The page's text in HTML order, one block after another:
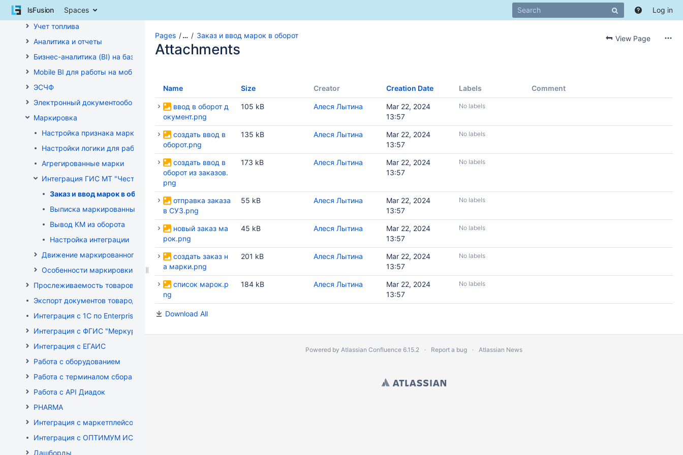
Skip
breadcrumbs
lsFusion Spaces Log in
Управление взаиморасчетами
Учет топлива
Аналитика и отчеты
Бизнес-аналитика (BI) на базе OLAP DRUID
Mobile BI для работы на мобильных устройствах
ЭСЧФ
Электронный документооборот (РБ)
Маркировка
Настройка признака маркировки для товаров
Настройки логики для работы с маркированным товаром
Агрегированные марки
Интеграция ГИС МТ "Честный знак" (РФ)
Заказ и ввод марок в оборот
Выписка маркированных товаров
Вывод КМ из оборота
Настройка интеграции
Движение маркированного товара
Особенности маркировки РБ
Прослеживаемость товаров
Экспорт документов товародвижения
Интеграция с 1С по EnterpriseData
Интеграция с ФГИС "Меркурий"
Интеграция с ЕГАИС
Работа с оборудованием
Работа с терминалом сбора данных (ТСД)
Работа с API Диадок
PHARMA
Интеграция с маркетплейсом Wildberries
Интеграция с ОПТИМУМ ИСУМТ
Дашборды
View Page
Pages … Заказ и ввод марок в оборот
Attachments
Name Size Creator Creation Date Labels Comment
ввод в оборот д
окумент.png
105 kB Алеся Лытина
Mar 22, 2024
13:57
No labels
создать ввод в
оборот.png
135 kB Алеся Лытина
Mar 22, 2024
13:57
No labels
создать ввод в
оборот из заказов.
png
173 kB Алеся Лытина
Mar 22, 2024
13:57
No labels
отправка заказа
в СУЗ.png
55 kB Алеся Лытина
Mar 22, 2024
13:57
No labels
новый заказ ма
рок.png
45 kB Алеся Лытина
Mar 22, 2024
13:57
No labels
создать заказ н
а марки.png
201 kB Алеся Лытина
Mar 22, 2024
13:57
No labels
список марок.p
ng
184 kB Алеся Лытина
Mar 22, 2024
13:57
No labels
Download All
Powered by Atlassian Confluence 6.15.2 Report a bug Atlassian News